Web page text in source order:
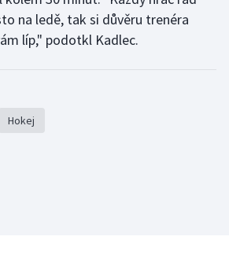
na ledě, tak si důvěru trenéra
líp," podotkl Kadlec.
Hokej